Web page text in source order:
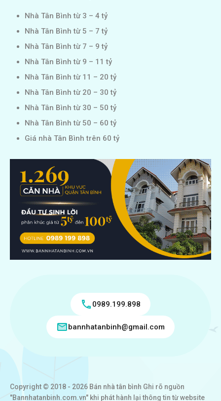
Nhà Tân Bình từ 3 – 4 tỷ
Nhà Tân Bình từ 5 – 7 tỷ
Nhà Tân Bình từ 7 – 9 tỷ
Nhà Tân Bình từ 9 – 11 tỷ
Nhà Tân Bình từ 11 – 20 tỷ
Nhà Tân Bình từ 20 – 30 tỷ
Nhà Tân Bình từ 30 – 50 tỷ
Nhà Tân Bình từ 50 – 60 tỷ
Giá nhà Tân Bình trên 60 tỷ
0989.199.898
bannhatanbinh@gmail.com
Copyright © 2018 - 2026 Bán nhà tân bình Ghi rõ nguồn
"Bannhatanbinh.com.vn" khi phát hành lại thông tin từ website